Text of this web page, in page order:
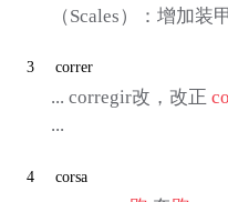
（Scales）：增加
3 correr
... corregir改，改正
...
4 corsa